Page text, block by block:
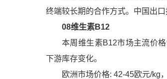
终端较长期的合作方式。中国出
08维生素B12
本周 维生素B12市场主流价
下游库存变化。
欧洲市场价格: 42-45欧元/kg